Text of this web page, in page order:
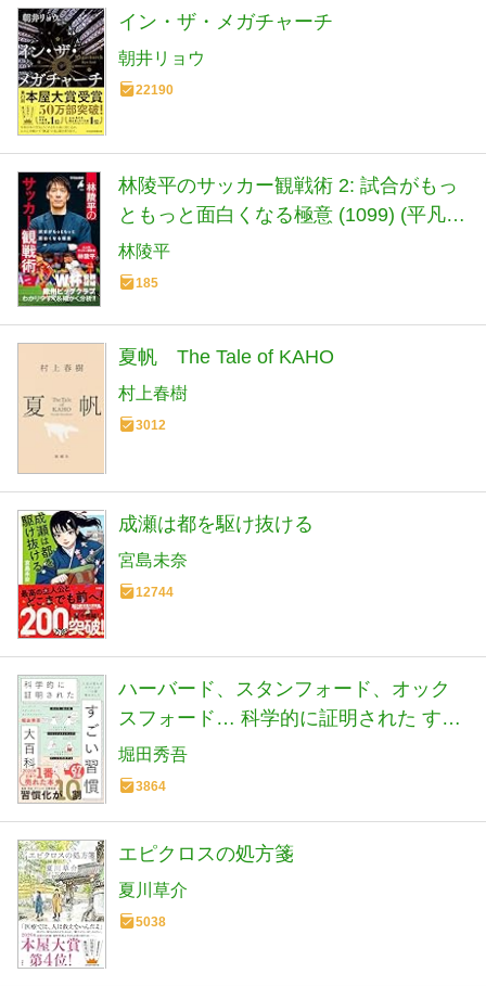
イン・ザ・メガチャーチ
朝井リョウ
22190
林陵平のサッカー観戦術 2: 試合がもっ
ともっと面白くなる極意 (1099) (平凡社
新書 1099)
林陵平
185
夏帆 The Tale of KAHO
村上春樹
3012
成瀬は都を駆け抜ける
宮島未奈
12744
ハーバード、スタンフォード、オック
スフォード… 科学的に証明された すご
い習慣大百科 人生が変わるテクニック
112個集めました
堀田秀吾
3864
エピクロスの処方箋
夏川草介
5038